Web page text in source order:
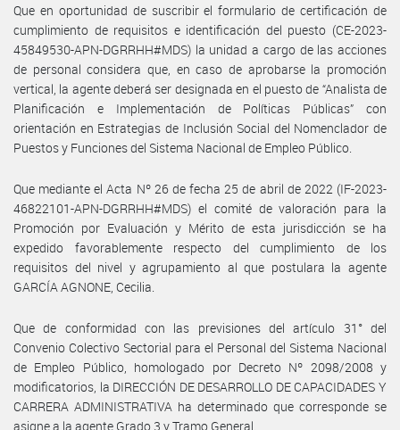
Que en oportunidad de suscribir el formulario de certificación de
cumplimiento de requisitos e identificación del puesto (CE-2023-
45849530-APN-DGRRHH#MDS) la unidad a cargo de las acciones
de personal considera que, en caso de aprobarse la promoción
vertical, la agente deberá ser designada en el puesto de “Analista de
Planificación e Implementación de Políticas Públicas” con
orientación en Estrategias de Inclusión Social del Nomenclador de
Puestos y Funciones del Sistema Nacional de Empleo Público.
Que mediante el Acta Nº 26 de fecha 25 de abril de 2022 (IF-2023-
46822101-APN-DGRRHH#MDS) el comité de valoración para la
Promoción por Evaluación y Mérito de esta jurisdicción se ha
expedido favorablemente respecto del cumplimiento de los
requisitos del nivel y agrupamiento al que postulara la agente
GARCÍA AGNONE, Cecilia.
Que de conformidad con las previsiones del artículo 31° del
Convenio Colectivo Sectorial para el Personal del Sistema Nacional
de Empleo Público, homologado por Decreto Nº 2098/2008 y
modificatorios, la DIRECCIÓN DE DESARROLLO DE CAPACIDADES Y
CARRERA ADMINISTRATIVA ha determinado que corresponde se
asigne a la agente Grado 3 y Tramo General.